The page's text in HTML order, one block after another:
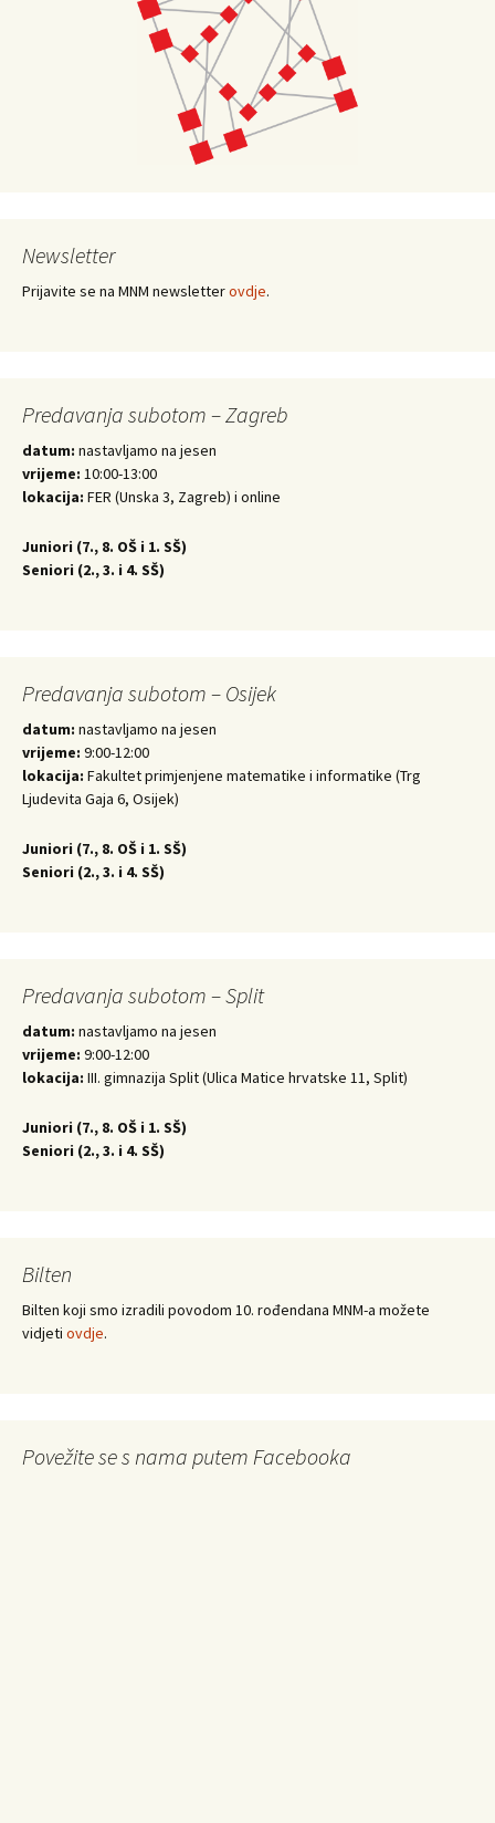
Newsletter
Prijavite se na MNM newsletterovdje.
Predavanja subotom – Zagreb
datum: nastavljamo na jesen
vrijeme: 10:00-13:00
lokacija: FER (Unska 3, Zagreb) i online
Juniori (7., 8. OŠ i 1. SŠ)
Seniori (2., 3. i 4. SŠ)
Predavanja subotom – Osijek
datum: nastavljamo na jesen
vrijeme: 9:00-12:00
lokacija: Fakultet primjenjene matematike i informatike (Trg
Ljudevita Gaja 6, Osijek)
Juniori (7., 8. OŠ i 1. SŠ)
Seniori (2., 3. i 4. SŠ)
Predavanja subotom – Split
datum: nastavljamo na jesen
vrijeme: 9:00-12:00
lokacija: III. gimnazija Split (Ulica Matice hrvatske 11, Split)
Juniori (7., 8. OŠ i 1. SŠ)
Seniori (2., 3. i 4. SŠ)
Bilten
Bilten koji smo izradili povodom 10. rođendana MNM-a možete
vidjeti ovdje.
Povežite se s nama putem Facebooka